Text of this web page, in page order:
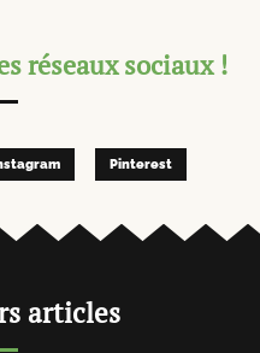
réseaux sociaux !
Pinterest
articles